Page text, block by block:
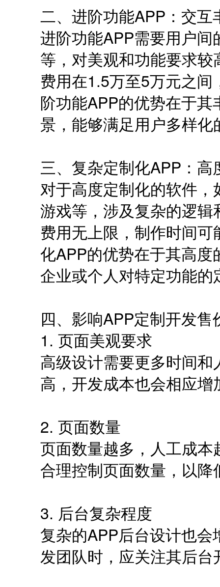
二、进阶功能APP：交互
进阶功能APP需要用户
等，对美观和功能要求
费用在1.5万至5万元之
阶功能APP的优势在于
景，能够满足用户多样化
三、复杂定制化APP：
对于高度定制化的软件
游戏等，涉及复杂的逻
费用无上限，制作时间
化APP的优势在于其高
企业或个人对特定功能的
四、影响APP定制开发售
1. 页面美观要求
高级设计需要更多时间
高，开发成本也会相应增
2. 页面数量
页面数量越多，人工成
合理控制页面数量，以降
3. 后台复杂程度
复杂的APP后台设计也
发团队时，应关注其后